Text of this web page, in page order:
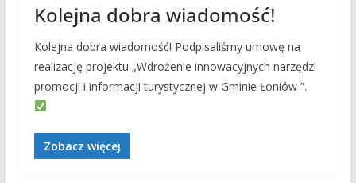
Kolejna dobra wiadomość!
Kolejna dobra wiadomość! Podpisaliśmy umowę na
realizację projektu „Wdrożenie innowacyjnych narzędzi
promocji i informacji turystycznej w Gminie Łoniów ”.
Zobacz więcej